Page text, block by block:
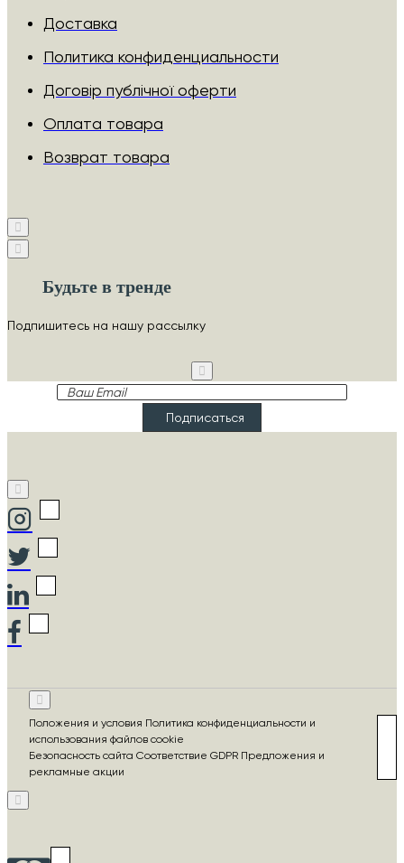
Доставка
Политика конфиденциальности
Договір публічної оферти
Оплата товара
Возврат товара
Будьте в тренде
Подпишитесь на нашу рассылку
Ваш
Подписаться
Положения и условия Политика конфиденциальности и
использования файлов cookie
Безопасность сайта Соответствие GDPR Предложения и
рекламные акции